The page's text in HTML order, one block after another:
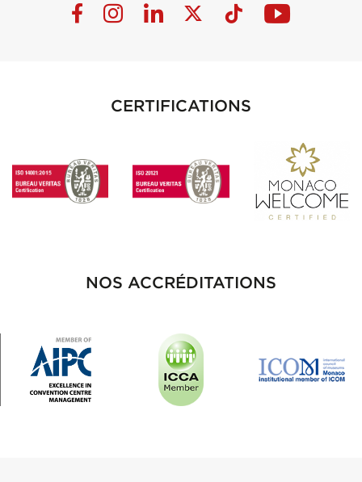
CERTIFICATIONS
NOS ACCRÉDITATIONS